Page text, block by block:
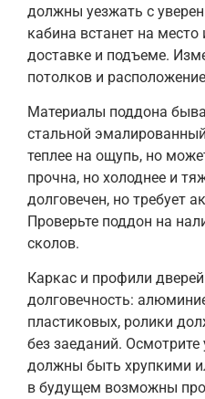
должны уезжать с
кабина встанет на
доставке и подъеме.
потолков и
Материалы поддона
стальной
теплее на ощупь, но
прочна, но холоднее и
долговечен, но требует
Проверьте поддон на
сколов.
Каркас и профили
долговечность:
пластиковых, ролики
без заеданий.
должны быть хрупкими
в будущем возможны